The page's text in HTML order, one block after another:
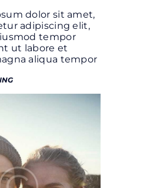
dolor sit amet,
adipiscing elit,
tempor
ut labore et
aliqua tempor